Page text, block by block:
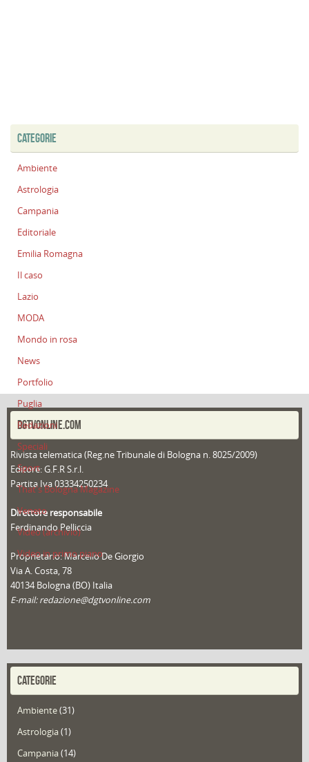
CATEGORIE
Ambiente
Astrologia
Campania
Editoriale
Emilia Romagna
Il caso
Lazio
MODA
Mondo in rosa
News
Portfolio
Puglia
Redazioni
Speciali
Sport
That's Bologna Magazine
Veneto
Video (archivio)
Video in primo piano
DGTVONLINE.COM
Rivista telematica (Reg.ne Tribunale di Bologna n. 8025/2009)
Editore: G.F.R S.r.l.
Partita Iva 03334250234
Direttore responsabile
Ferdinando Pelliccia
Proprietario: Marcello De Giorgio
Via A. Costa, 78
40134 Bologna (BO) Italia
E-mail: redazione@dgtvonline.com
CATEGORIE
Ambiente(31)
Astrologia(1)
Campania(14)